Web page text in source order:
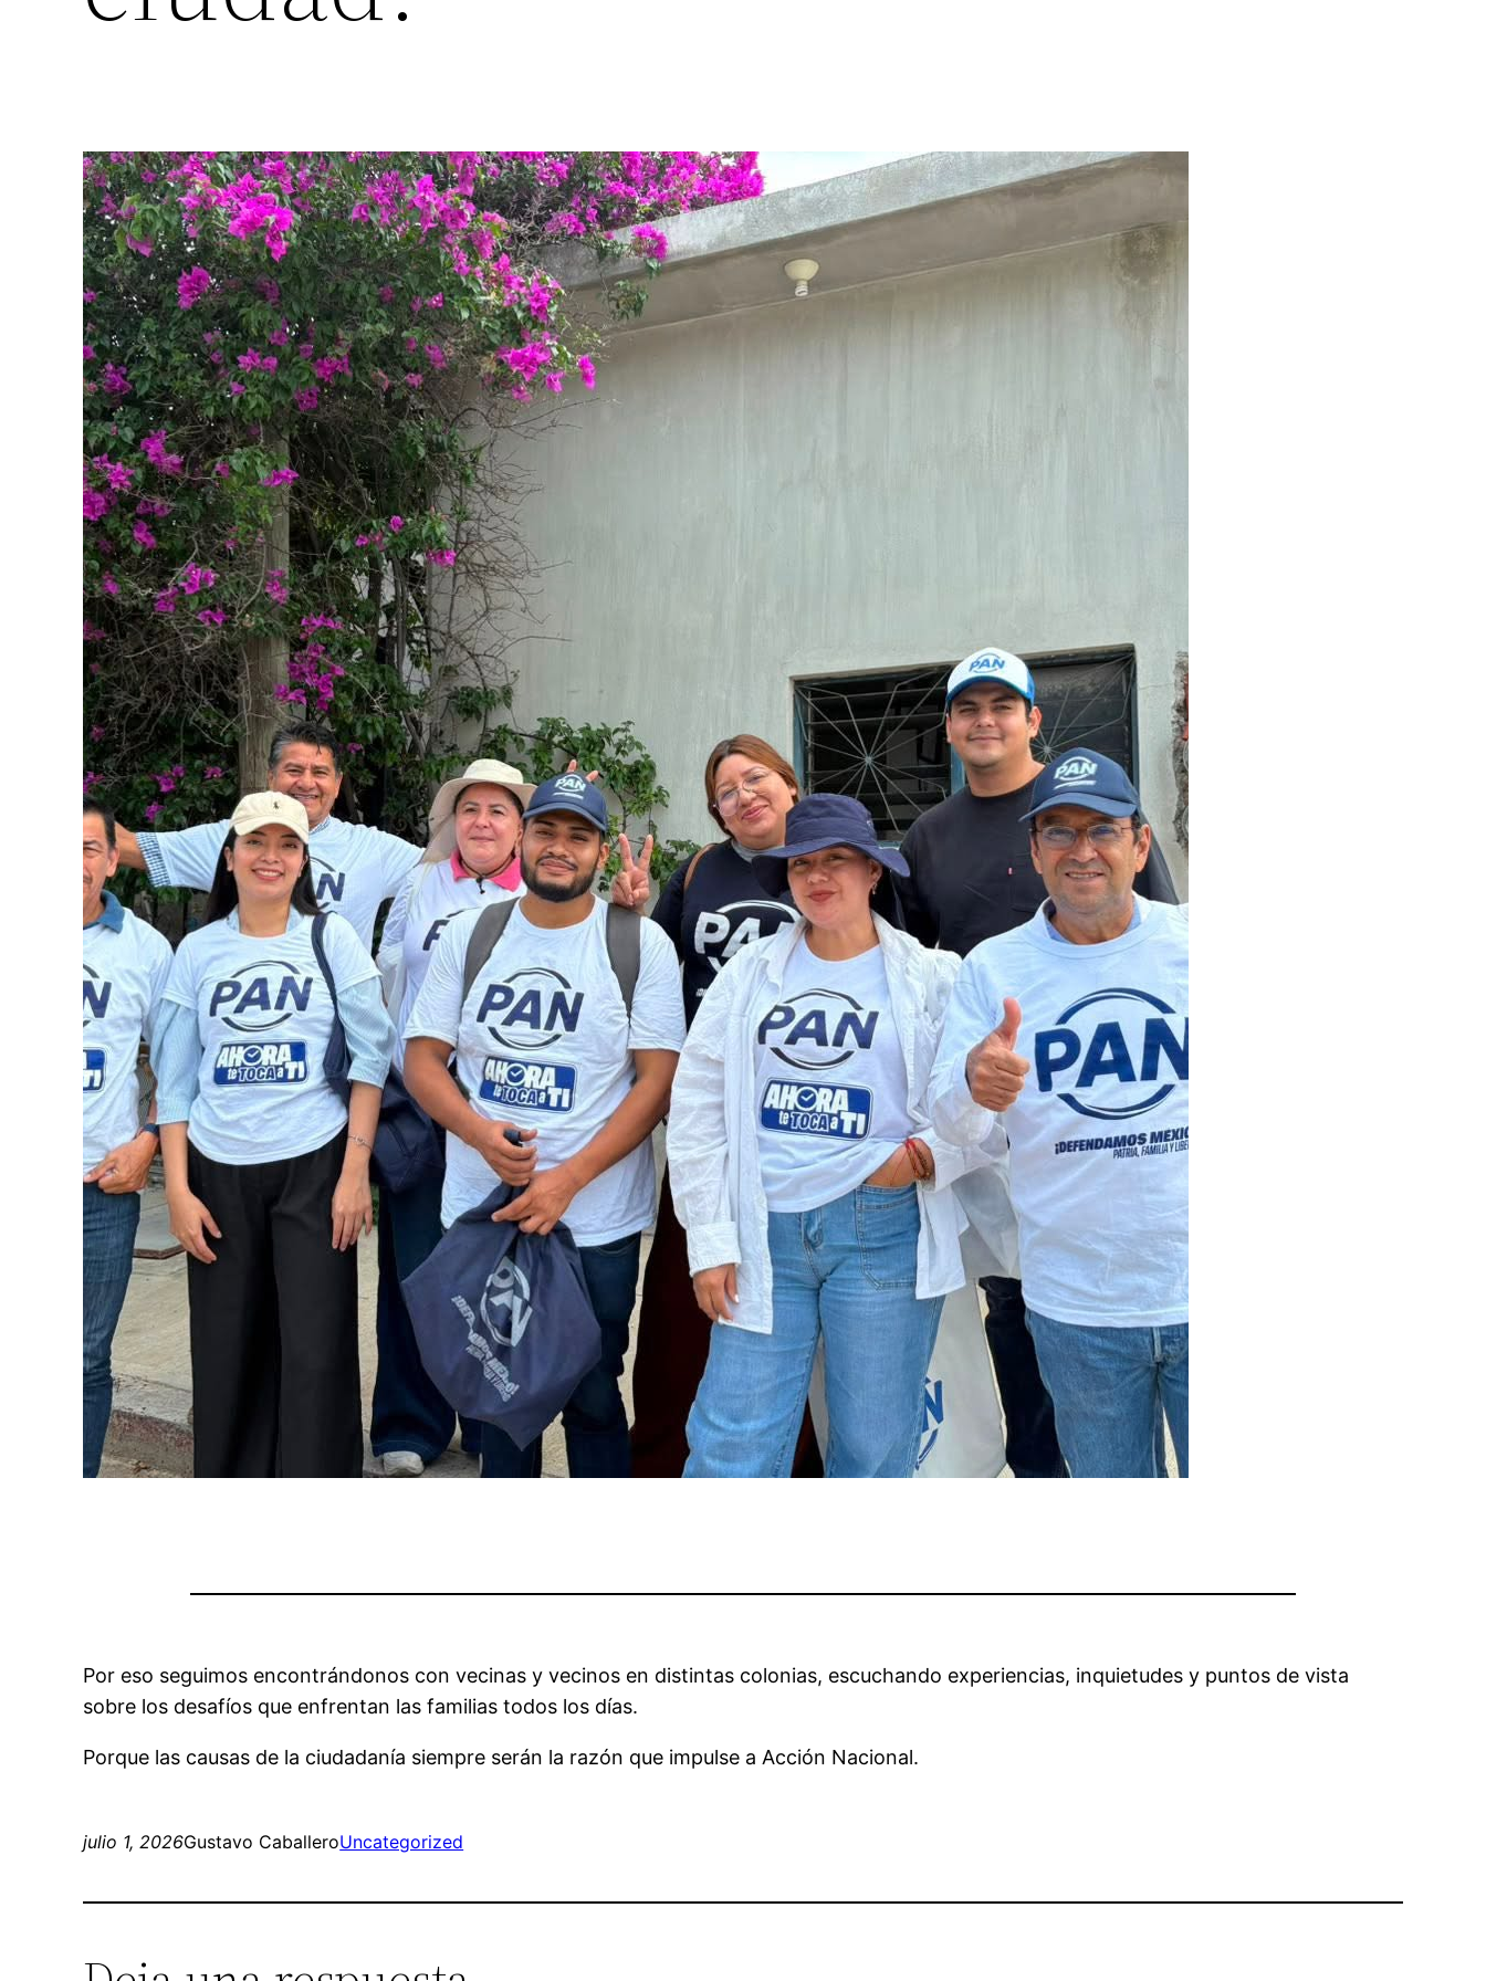
Por eso seguimos encontrándonos con vecinas y vecinos en distintas colonias, escuchando experiencias, inquietudes y puntos de vista
sobre los desafíos que enfrentan las familias todos los días.
Porque las causas de la ciudadanía siempre serán la razón que impulse a Acción Nacional.
julio 1, 2026Gustavo CaballeroUncategorized